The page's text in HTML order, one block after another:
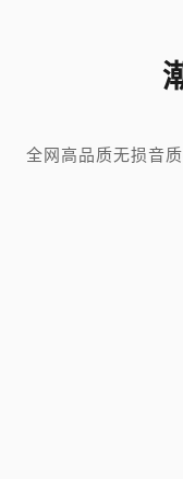
全网高品质无损音质